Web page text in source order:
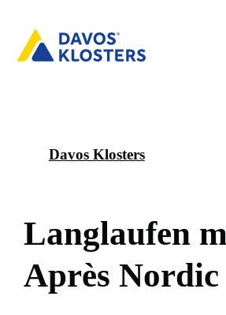
Davos Klosters
Langlaufen m
Après Nordic